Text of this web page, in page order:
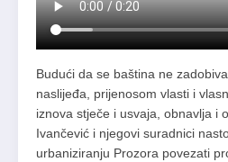
Budući da se baština ne
naslijeđa, prijenosom vlasti i
iznova stječe i usvaja, obnavlja i
Ivančević i njegovi suradnici
urbaniziranju Prozora povezati